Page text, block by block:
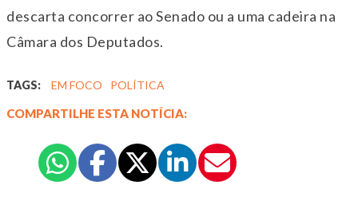
descarta concorrer ao Senado ou a uma cadeira na
Câmara dos Deputados.
TAGS: EM FOCO POLÍTICA
COMPARTILHE ESTA NOTÍCIA: